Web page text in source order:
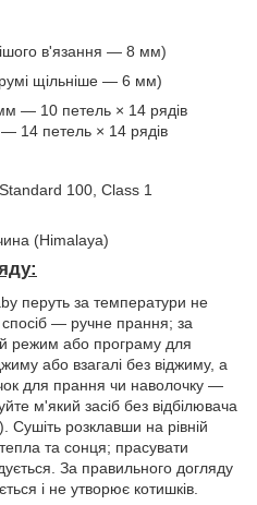
в'язання — 8 мм)
щільніше — 6 мм)
— 10 петель × 14 рядів
14 петель × 14 рядів
100, Class 1
(Himalaya)
перуть за температури не
— ручне прання; за
режим або програму для
або взагалі без віджиму, а
для прання чи наволочку —
м'який засіб без відбілювача
Сушіть розклавши на рівній
та сонця; прасувати
За правильного догляду
і не утворює котишків.